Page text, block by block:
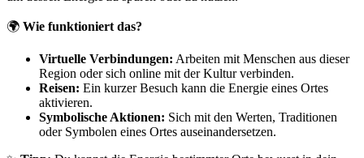
🌍 Wie funktioniert das?
Virtuelle Verbindungen: Arbeiten mit Menschen aus dieser
Region oder sich online mit der Kultur verbinden.
Reisen: Ein kurzer Besuch kann die Energie eines Ortes
aktivieren.
Symbolische Aktionen: Sich mit den Werten, Traditionen
oder Symbolen eines Ortes auseinandersetzen.